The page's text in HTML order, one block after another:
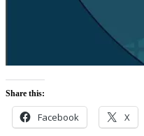
Share this:
Facebook X